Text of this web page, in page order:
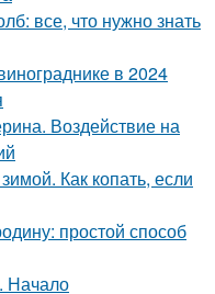
все, что нужно знать
в 2024
Воздействие на
Как копать, если
простой способ
Начало